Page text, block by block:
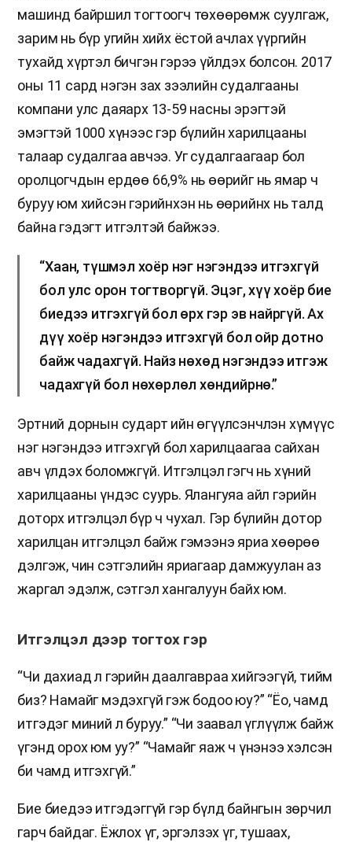
машинд байршил тогтоогч төхөөрөмж суулгаж,
зарим нь бүр угийн хийх ёстой ачлах үүргийн
тухайд хүртэл бичгэн гэрээ үйлдэх болсон. 2017
оны 11 сард нэгэн зах зээлийн судалгааны
компани улс даяарх 13-59 насны эрэгтэй
эмэгтэй 1000 хүнээс гэр бүлийн харилцааны
талаар судалгаа авчээ. Уг судалгаагаар бол
оролцогчдын ердөө 66,9% нь өөрийг нь ямар ч
буруу юм хийсэн гэрийнхэн нь өөрийнх нь талд
байна гэдэгт итгэлтэй байжээ.
“Хаан, түшмэл хоёр нэг нэгэндээ итгэхгүй
бол улс орон тогтворгүй. Эцэг, хүү хоёр бие
биедээ итгэхгүй бол өрх гэр эв найргүй. Ах
дүү хоёр нэгэндээ итгэхгүй бол ойр дотно
байж чадахгүй. Найз нөхөд нэгэндээ итгэж
чадахгүй бол нөхөрлөл хөндийрнө.”
Эртний дорнын сударт ийн өгүүлсэнчлэн хүмүүс
нэг нэгэндээ итгэхгүй бол харилцаагаа сайхан
авч үлдэх боломжгүй. Итгэлцэл гэгч нь хүний
харилцааны үндэс суурь. Ялангуяа айл гэрийн
доторх итгэлцэл бүр ч чухал. Гэр бүлийн дотор
харилцан итгэлцэл байж гэмээнэ яриа хөөрөө
дэлгэж, чин сэтгэлийн яриагаар дамжуулан аз
жаргал эдэлж, сэтгэл хангалуун байх юм.
Итгэлцэл дээр тогтох гэр
“Чи дахиад л гэрийн даалгавраа хийгээгүй, тийм
биз? Намайг мэдэхгүй гэж бодоо юу?” “Ёо, чамд
итгэдэг миний л буруу.” “Чи заавал үглүүлж байж
үгэнд орох юм уу?” “Чамайг яаж ч үнэнээ хэлсэн
би чамд итгэхгүй.”
Бие биедээ итгэдэггүй гэр бүлд байнгын зөрчил
гарч байдаг. Ёжлох үг, эргэлзэх үг, тушаах,